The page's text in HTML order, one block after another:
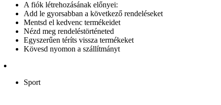
A fiók létrehozásának előnyei:
Add le gyorsabban a következő rendeléseket
Mentsd el kedvenc termékeidet
Nézd meg rendeléstörténeted
Egyszerűen téríts vissza termékeket
Kövesd nyomon a szállítmányt
Sport